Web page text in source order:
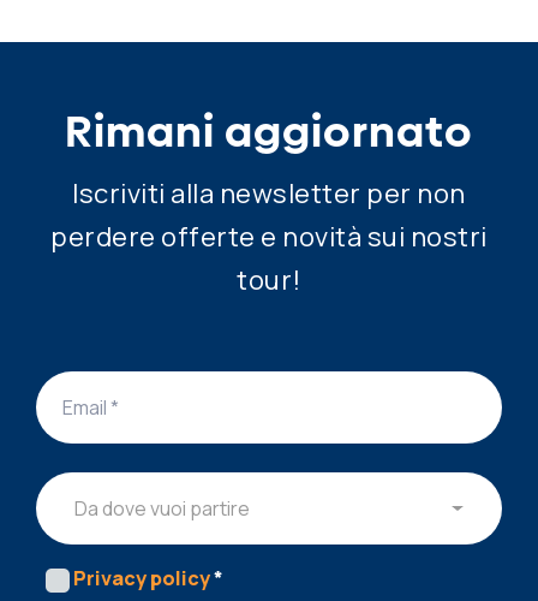
Rimani aggiornato
Iscriviti alla newsletter per non
perdere offerte e novità sui nostri
tour!
Da dove vuoi partire
Privacy policy*